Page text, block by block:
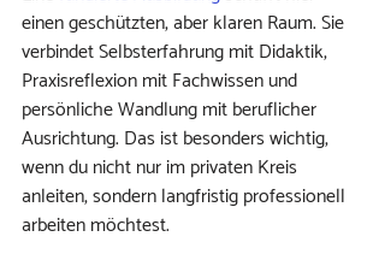
einen geschützten, aber klaren Raum. Sie
verbindet Selbsterfahrung mit Didaktik,
Praxisreflexion mit Fachwissen und
persönliche Wandlung mit beruflicher
Ausrichtung. Das ist besonders wichtig,
wenn du nicht nur im privaten Kreis
anleiten, sondern langfristig professionell
arbeiten möchtest.